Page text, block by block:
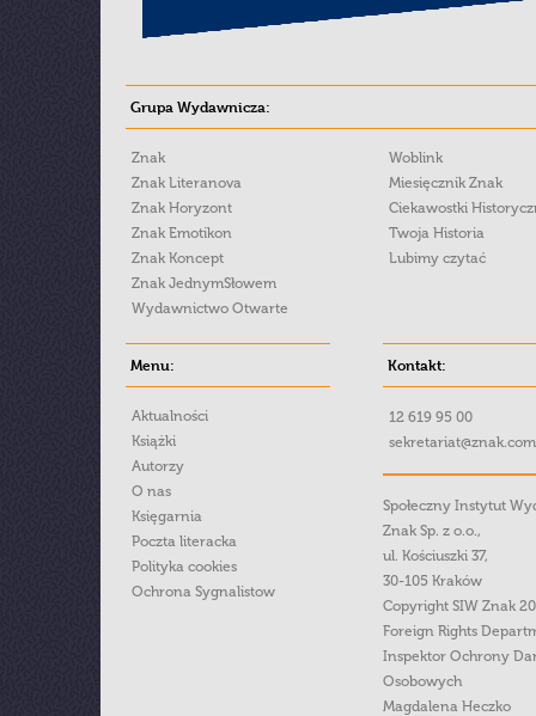
Grupa Wydawnicza:
Znak
Znak Literanova
Znak Horyzont
Znak Emotikon
Znak Koncept
Znak JednymSłowem
Wydawnictwo Otwarte
Woblink
Miesięcznik Znak
Ciekawostki
Twoja Historia
Lubimy czytać
Menu:
Aktualności
Książki
Autorzy
O nas
Księgarnia
Poczta literacka
Polityka cookies
Ochrona Sygnalistow
Kontakt:
12 619 95 00
Społeczny Instytut
Znak Sp. z o.o.,
ul. Kościuszki 37,
30-105 Kraków
Copyright SIW Znak
Foreign Rights
Inspektor Ochrony
Osobowych
Magdalena Heczko